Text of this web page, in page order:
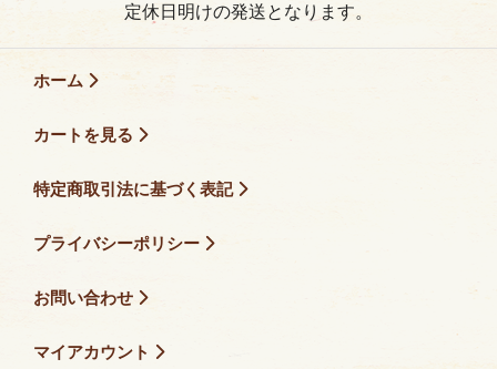
定休日明けの発送となります。
ホーム
カートを見る
特定商取引法に基づく表記
プライバシーポリシー
お問い合わせ
マイアカウント